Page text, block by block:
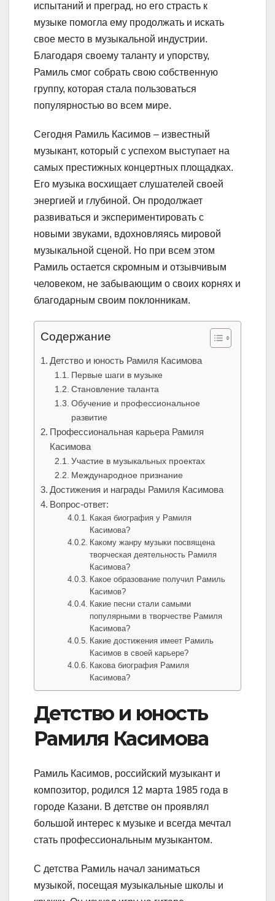
испытаний и преград, но его страсть к
музыке помогла ему продолжать и искать
свое место в музыкальной индустрии.
Благодаря своему таланту и упорству,
Рамиль смог собрать свою собственную
группу, которая стала пользоваться
популярностью во всем мире.
Сегодня Рамиль Касимов – известный
музыкант, который с успехом выступает на
самых престижных концертных площадках.
Его музыка восхищает слушателей своей
энергией и глубиной. Он продолжает
развиваться и экспериментировать с
новыми звуками, вдохновляясь мировой
музыкальной сценой. Но при всем этом
Рамиль остается скромным и отзывчивым
человеком, не забывающим о своих корнях и
благодарным своим поклонникам.
Содержание
Детство и юность Рамиля Касимова
Первые шаги в музыке
Становление таланта
Обучение и профессиональное
развитие
Профессиональная карьера Рамиля
Касимова
Участие в музыкальных проектах
Международное признание
Достижения и награды Рамиля Касимова
Вопрос-ответ:
Какая биография у Рамиля
Касимова?
Какому жанру музыки посвящена
творческая деятельность Рамиля
Касимова?
Какое образование получил Рамиль
Касимов?
Какие песни стали самыми
популярными в творчестве Рамиля
Касимова?
Какие достижения имеет Рамиль
Касимов в своей карьере?
Какова биография Рамиля
Касимова?
Детство и юность
Рамиля Касимова
Рамиль Касимов, российский музыкант и
композитор, родился 12 марта 1985 года в
городе Казани. В детстве он проявлял
большой интерес к музыке и всегда мечтал
стать профессиональным музыкантом.
С детства Рамиль начал заниматься
музыкой, посещая музыкальные школы и